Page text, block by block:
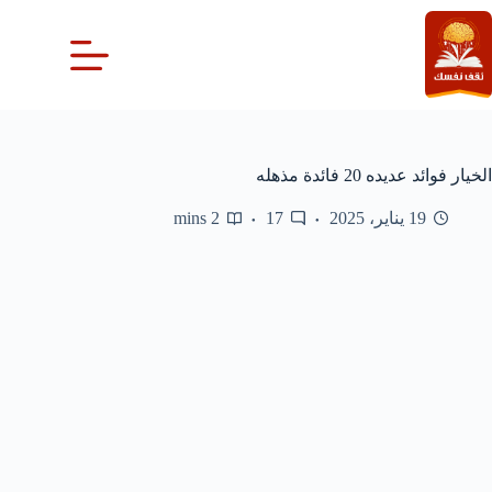
التجاوز
إلى
المحتوى
الخيار فوائد عديده 20 فائدة مذهله
19 يناير، 2025 17
2 mins